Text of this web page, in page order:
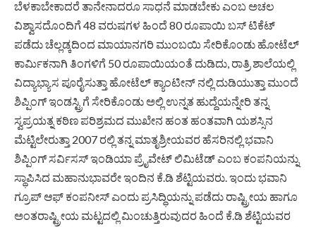
ಬೆಳಕಾಬೇಕಾದರೆ ತಾನೇನಾದರೂ ಸಾಧನೆ ಮಾಡಬೇಕು ಎಂಬ ಅಚಲ
ವಿಶ್ವಾಸದೊಂದಿಗೆ 48 ವರುಷಗಳ ಹಿಂದೆ 80 ರೂಪಾಯಿ ಬಸ್ ಟಿಕೆಟ್
ಪಡೆದು ಚೆಲ್ಲಡ್ಕದಿಂದ ಮಾಯಾನಗರಿ ಮುಂಬಯಿ ಸೇರಿಕೊಂಡು ಹೋಟೆಲ್
ಕಾರ್ಮಿಕನಾಗಿ ತಿಂಗಳಿಗೆ 50 ರೂಪಾಯಿಯಂತೆ ದುಡಿದು, ರಾತ್ರಿ ಶಾಲೆಯಲ್ಲಿ
ವಿದ್ಯಾಭ್ಯಾಸ ಪೂರೈಸುತ್ತಾ ಹೋಟೆಲ್ ಕ್ಯಾಂಟೀನ್ ನಲ್ಲಿ ದುಡಿಯುತ್ತಾ ಮುಂದೆ
ಶಿಪ್ಪಿಂಗ್ ಇಂಡಸ್ಟ್ರಿಗೆ ಸೇರಿಕೊಂಡು ಅಲ್ಲಿ ಉನ್ನತ ಹುದ್ದೆಯನ್ನೇರಿ ತನ್ನ
ಸ್ವಪ್ರಯತ್ನ ಕಠಿಣ ಪರಿಶ್ರಮದ ಮುಖೇನ ಹಂತ ಹಂತವಾಗಿ ಯಶಸ್ಸಿನ
ಮೆಟ್ಟಿಲೇರುತ್ತಾ 2007 ರಲ್ಲಿ ತನ್ನ ಮಾತೃಶ್ರೀಯವರ ಹೆಸರಿನಲ್ಲಿ ಭವಾನಿ
ಶಿಪ್ಪಿಂಗ್ ಸರ್ವಿಸಸ್ ಇಂಡಿಯಾ ಪ್ರೈವೇಟ್ ಲಿಮಿಟೆಡ್ ಎಂಬ ಕಂಪನಿಯನ್ನು
ಸ್ಥಾಪಿಸಿದ ಮಹಾನುಭಾವರೇ ಇಂದಿನ ಕೆ.ಡಿ ಶೆಟ್ಟಿಯವರು. ಇಂದು ಭವಾನಿ
ಗ್ರೂಪ್ ಆಫ್ ಕಂಪನೀಸ್ ಎಂದು ಪ್ರಸಿದ್ಧಿಯನ್ನು ಪಡೆದು ರಾಷ್ಟ್ರೀಯ ಹಾಗೂ
ಅಂತರಾಷ್ಟ್ರೀಯ ಮಟ್ಟದಲ್ಲಿ ಮಿಂಚುತ್ತಿರುವುದರ ಹಿಂದೆ ಕೆ.ಡಿ ಶೆಟ್ಟಿಯವರ